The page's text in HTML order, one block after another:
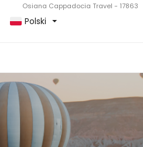
Osiana Cappadocia Travel - 17863
Polski